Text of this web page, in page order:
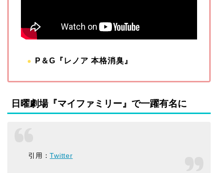
P＆G『レノア 本格消臭』
日曜劇場『マイファミリー』で一躍有名に
引用：Twitter